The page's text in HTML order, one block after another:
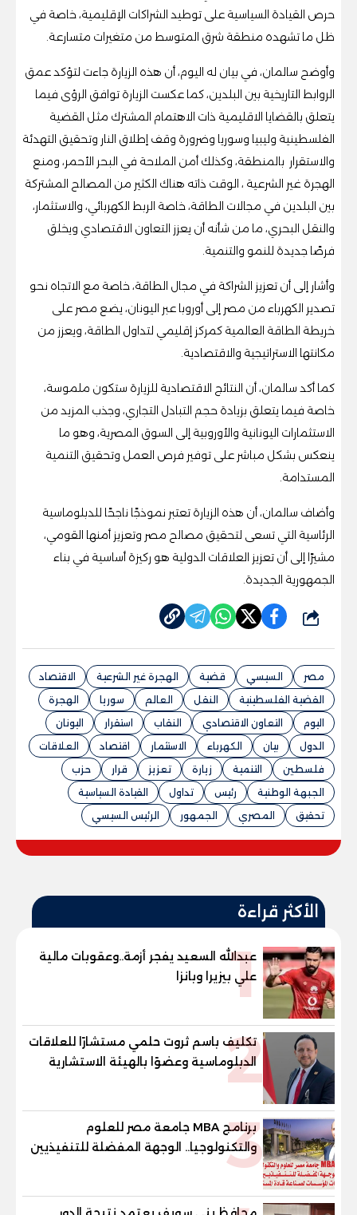
حرص القيادة السياسية على توطيد الشراكات الإقليمية، خاصة في
ظل ما تشهده منطقة شرق المتوسط من متغيرات متسارعة.
وأوضح سالمان، في بيان له اليوم، أن هذه الزيارة جاءت لتؤكد عمق
الروابط التاريخية بين البلدين، كما عكست الزيارة توافق الرؤى فيما
يتعلق بالقضايا الاقليمية ذات الاهتمام المشترك مثل القضية
الفلسطينية وليبيا وسوريا وضرورة وقف إطلاق النار وتحقيق التهدئة
والاستقرار بالمنطقة، وكذلك أمن الملاحة في البحر الأحمر، ومنع
الهجرة غير الشرعية ، الوقت ذاته هناك الكثير من المصالح المشتركة
بين البلدين في مجالات الطاقة، خاصة الربط الكهربائي، والاستثمار،
والنقل البحري، ما من شأنه أن يعزز التعاون الاقتصادي ويخلق
فرصًا جديدة للنمو والتنمية.
وأشار إلى أن تعزيز الشراكة في مجال الطاقة، خاصة مع الاتجاه نحو
تصدير الكهرباء من مصر إلى أوروبا عبر اليونان، يضع مصر على
خريطة الطاقة العالمية كمركز إقليمي لتداول الطاقة، ويعزز من
مكانتها الاستراتيجية والاقتصادية.
كما أكد سالمان، أن النتائج الاقتصادية للزيارة ستكون ملموسة،
خاصة فيما يتعلق بزيادة حجم التبادل التجاري، وجذب المزيد من
الاستثمارات اليونانية والأوروبية إلى السوق المصرية، وهو ما
ينعكس بشكل مباشر على توفير فرص العمل وتحقيق التنمية
المستدامة.
وأضاف سالمان، أن هذه الزيارة تعتبر نموذجًا ناجحًا للدبلوماسية
الرئاسية التي تسعى لتحقيق مصالح مصر وتعزيز أمنها القومي،
مشيرًا إلى أن تعزيز العلاقات الدولية هو ركيزة أساسية في بناء
الجمهورية الجديدة.
شارك
مصر السيسي قضية الهجرة غير الشرعية
الاقتصاد
القضية الفلسطينية
النقل العالم سوريا
الهجرة
اليوم
التعاون الاقتصادي النقاب استقرار
اليونان
الدول
بيان الكهرباء الاستثمار اقتصاد
العلاقات
فلسطين
التنمية زيارة تعزيز قرار
حزب
الجبهة الوطنية
رئيس تداول
القيادة السياسية
تحقيق
المصري الجمهور الرئيس السيسي
الأكثر قراءة
1
عبدالله السعيد يفجر أزمة..وعقوبات مالية
علي بيزيرا وبانزا
2
تكليف باسم ثروت حلمي مستشارًا للعلاقات
الدبلوماسية وعضوًا بالهيئة الاستشارية
العليا لمنظمة «جاد جمينت يوإن»
3
برنامج MBA جامعة مصر للعلوم
والتكنولوجيا.. الوجهة المفضلة للتنفيذيين
وقيادات المؤسسات لصناعة قادة